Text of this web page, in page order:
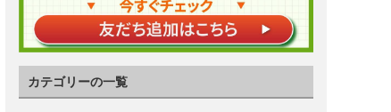
カテゴリーの一覧